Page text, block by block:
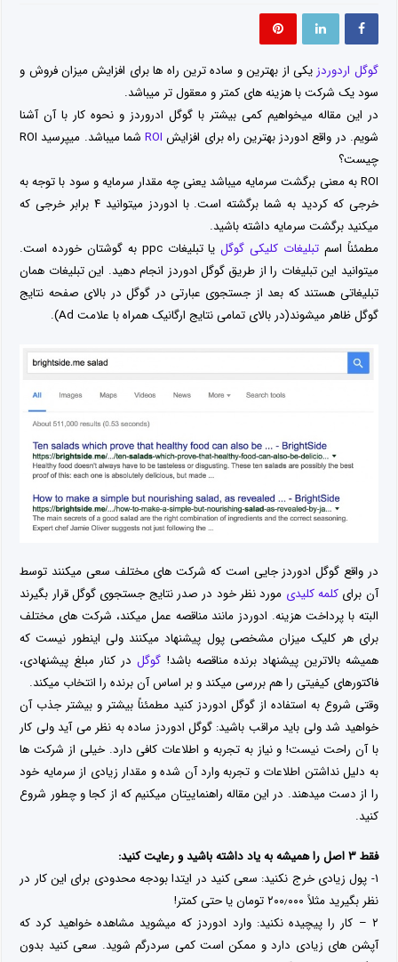
گوگل اردوردزیکی از بهترین و ساده ترین راه ها برای افزایش میزان فروش و
سود یک شرکت با هزینه های کمتر و معقول تر میباشد.
در این مقاله میخواهیم کمی بیشتر با گوگل ادروردز و نحوه کار با آن آشنا
شویم. در واقع ادوردز بهترین راه برای افزایش ROI
شما میباشد. میپرسید ROI
چیست؟
ROI به معنی برگشت سرمایه میباشد یعنی چه مقدار سرمایه و سود با توجه به
خرجی که کردید به شما برگشته است. با ادوردز میتوانید ۴ برابر خرجی که
میکنید برگشت سرمایه داشته باشید.
مطمئناً اسم تبلیغات کلیکی گوگل
یا تبلیغات ppc به گوشتان خورده است.
میتوانید این تبلیغات را از طریق گوگل ادوردز انجام دهید. این تبلیغات همان
تبلیغاتی هستند که بعد از جستجوی عبارتی در گوگل در بالای صفحه نتایج
گوگل ظاهر میشوند(در بالای تمامی نتایج ارگانیک همراه با علامت Ad).
در واقع گوگل ادوردز جایی است که شرکت های مختلف سعی میکنند توسط
آن برای کلمه کلیدی مورد نظر خود در صدر نتایج جستجوی گوگل قرار بگیرند
البته با پرداخت هزینه. ادوردز مانند مناقصه عمل میکند، شرکت های مختلف
برای هر کلیک میزان مشخصی پول پیشنهاد میکنند ولی اینطور نیست که
همیشه بالاترین پیشنهاد برنده مناقصه باشد! گوگلدر کنار مبلغ پیشنهادی،
فاکتورهای کیفیتی را هم بررسی میکند و بر اساس آن برنده را انتخاب میکند.
وقتی شروع به استفاده از گوگل ادوردز کنید مطمئناً بیشتر و بیشتر جذب آن
خواهید شد ولی باید مراقب باشید: گوگل ادوردز ساده به نظر می آید ولی کار
با آن راحت نیست! و نیاز به تجربه و اطلاعات کافی دارد. خیلی از شرکت ها
به دلیل نداشتن اطلاعات و تجربه وارد آن شده و مقدار زیادی از سرمایه خود
را از دست میدهند. در این مقاله راهنماییتان میکنیم که از کجا و چطور شروع
کنید.
فقط ۳ اصل را همیشه به یاد داشته باشید و رعایت کنید:
۱- پول زیادی خرج نکنید: سعی کنید در ایتدا بودجه محدودی برای این کار در
نظر بگیرید مثلاً ۲۰۰٫۰۰۰ تومان یا حتی کمتر!
۲ – کار را پیچیده نکنید: وارد ادوردز که میشوید مشاهده خواهید کرد که
آپشن های زیادی دارد و ممکن است کمی سردرگم شوید. سعی کنید بدون